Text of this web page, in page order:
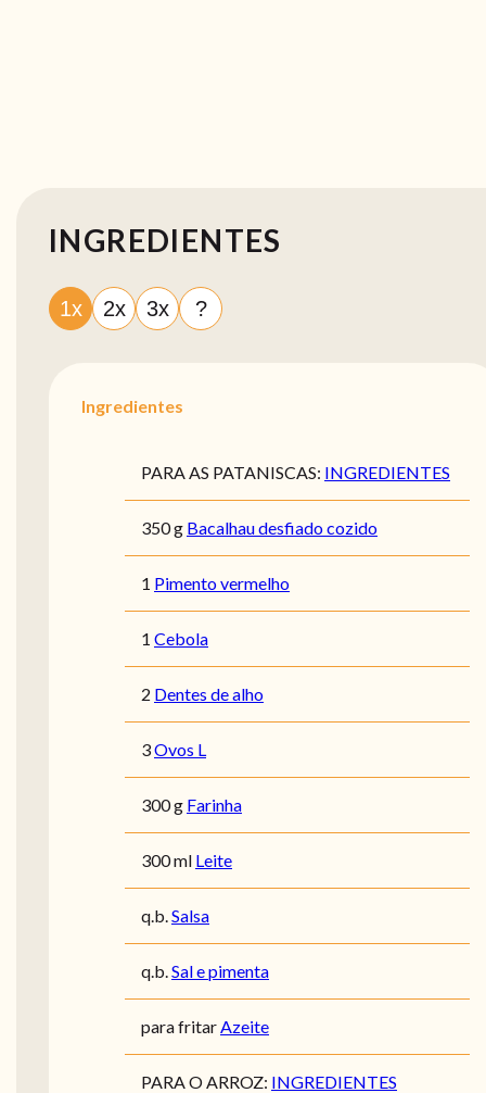
INGREDIENTES
1x 2x 3x ?
Ingredientes
PARA AS PATANISCAS: INGREDIENTES
350 g Bacalhau desfiado cozido
1 Pimento vermelho
1 Cebola
2 Dentes de alho
3Ovos L
300 g Farinha
300 ml Leite
q.b. Salsa
q.b. Sal e pimenta
para fritar Azeite
PARA O ARROZ: INGREDIENTES